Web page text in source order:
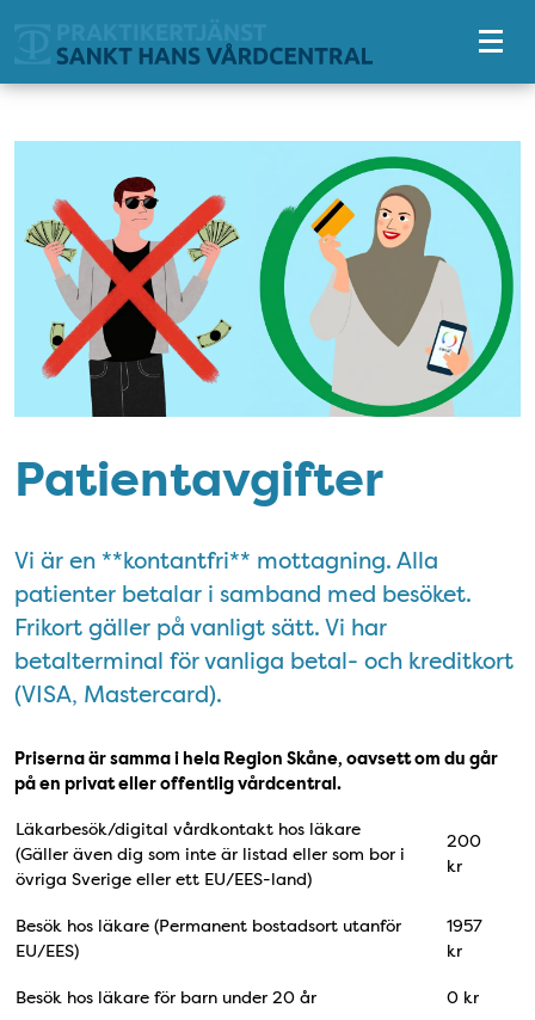
Patientavgifter
Vi är en **kontantfri** mottagning. Alla
patienter betalar i samband med besöket.
Frikort gäller på vanligt sätt. Vi har
betalterminal för vanliga betal- och kreditkort
(VISA, Mastercard).
Priserna är samma i hela Region Skåne, oavsett om du går
på en privat eller offentlig vårdcentral.
Läkarbesök/digital vårdkontakt hos läkare
(Gäller även dig som inte är listad eller som bor i
övriga Sverige eller ett EU/EES-land)
200
kr
Besök hos läkare (Permanent bostadsort utanför
EU/EES)
1957
kr
Besök hos läkare för barn under 20 år 0 kr